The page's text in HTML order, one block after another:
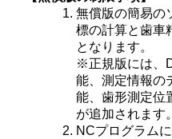
無償版の簡易の
標の計算と歯車
となります。
※正規版には、
能、測定情報の
能、歯形測定位
が追加されます。
NCプログラム